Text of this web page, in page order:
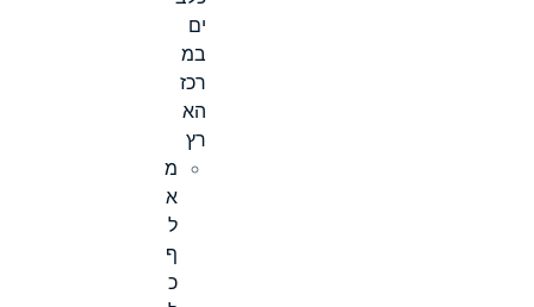
ים
במ
רכז
הא
רץ
מ
א
ל
ף
כ